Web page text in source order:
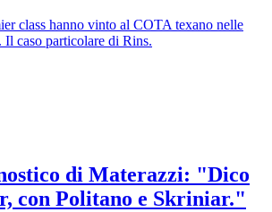
class hanno vinto al COTA texano nelle
Il caso particolare di Rins.
di Materazzi: "Dico
con Politano e Skriniar."